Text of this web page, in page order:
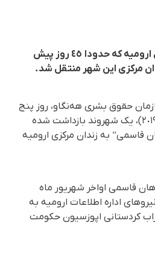
هەنگاو: یک شهروند اهل ارومیە کە حدودا ٤٥ روز پیش
مرکزی این شهر منتقل شد.
حقوق بشری هەنگاو، روز پنج
شنبە ٢٥ مهر ٩٨ (١٧ اکتبر ٢٠١٩)، یک شهروند بازداشت شدە
قاسمی“ بە زندان مرکزی ارومیە
قاسمی اواخر شهریور ماه
ادارە اطلاعات ارومیە بە
کردستانی اپوزسیون حکومت